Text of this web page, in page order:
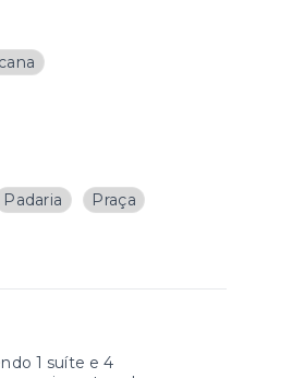
Padaria
Praça
1 suíte e 4